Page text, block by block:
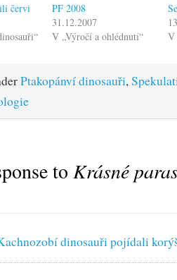
červi
PF 2008
31.12.2007
V „Výročí a ohlédnutí“
V
Ptakopánví dinosauři,
toKrásné
dinosauři pojídali